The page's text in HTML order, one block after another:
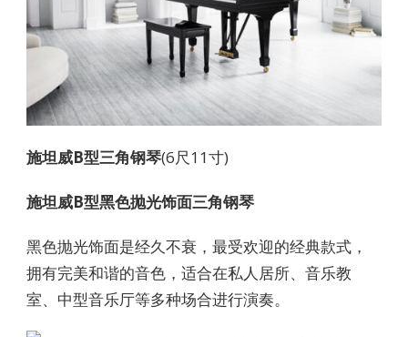
施坦威B型三角钢琴(6尺11寸)
施坦威B型黑色抛光饰面三角钢琴
黑色抛光饰面是经久不衰，最受欢迎的经典款式，
拥有完美和谐的音色，适合在私人居所、音乐教
室、中型音乐厅等多种场合进行演奏。